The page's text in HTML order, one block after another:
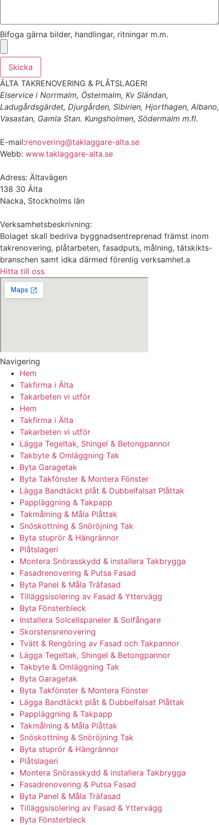
Bifoga gärna bilder, handlingar, ritningar m.m.
Skicka
ÄLTA TAKRENOVERING & PLÅTSLAGERI
Elservice i Norrmalm, Östermalm, Kv Sländan,
Ladugårdsgärdet, Djurgården, Sibirien, Hjorthagen, Albano,
Vasastan, Gamla Stan. Kungsholmen, Södermalm m.fl.
E-mail:renovering@taklaggare-alta.se
Webb: www.taklaggare-alta.se
Adress: Ältavägen
138 30 Älta
Nacka, Stockholms län
Verksamhetsbeskrivning:
Bolaget skall bedriva byggnadsentreprenad främst inom
takrenovering, plåtarbeten, fasadputs, målning, tätskikts-
branschen samt idka därmed förenlig verksamhet.a
Hitta till oss
Navigering
Hem
Takfirma i Älta
Takarbeten vi utför
Hem
Takfirma i Älta
Takarbeten vi utför
Lägga Tegeltak, Shingel & Betongpannor
Takbyte & Omläggning Tak
Byta Garagetak
Byta Takfönster & Montera Fönster
Lägga Bandtäckt plåt & Dubbelfalsat Plåttak
Pappläggning & Takpapp
Takmålning & Måla Plåttak
Snöskottning & Snöröjning Tak
Byta stuprör & Hängrännor
Plåtslageri
Montera Snörasskydd & installera Takbrygga
Fasadrenovering & Putsa Fasad
Byta Panel & Måla Träfasad
Tilläggsisolering av Fasad & Yttervägg
Byta Fönsterbleck
Installera Solcellspaneler & Solfångare
Skorstensrenovering
Tvätt & Rengöring av Fasad och Takpannor
Lägga Tegeltak, Shingel & Betongpannor
Takbyte & Omläggning Tak
Byta Garagetak
Byta Takfönster & Montera Fönster
Lägga Bandtäckt plåt & Dubbelfalsat Plåttak
Pappläggning & Takpapp
Takmålning & Måla Plåttak
Snöskottning & Snöröjning Tak
Byta stuprör & Hängrännor
Plåtslageri
Montera Snörasskydd & installera Takbrygga
Fasadrenovering & Putsa Fasad
Byta Panel & Måla Träfasad
Tilläggsisolering av Fasad & Yttervägg
Byta Fönsterbleck